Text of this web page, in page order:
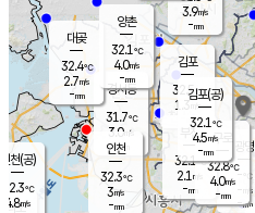
의도
경서동
31.7℃
3.0m/s
-mm
3.9m/s
-mm
대곶
32.4℃
2.7m/s
-mm
김포
32.5℃
1.3 m/s
mm
광명
- ℃
-m/s
-mm
부천
32.1℃
2.1 m/s
-mm
양촌
32.1℃
4.0m/s
-mm
구로
32.8℃
4.0m/s
-mm
인천(공)
32.3℃
4.8m/s
김포(공)
32.1℃
4.5m/s
-mm
인천
32.3℃
3m/s
-mm